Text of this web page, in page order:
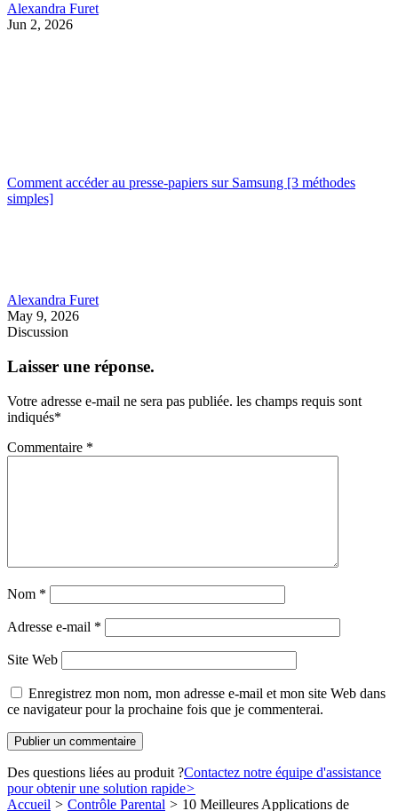
Alexandra Furet
Jun 2, 2026
Comment accéder au presse-papiers sur Samsung [3 méthodes
simples]
Alexandra Furet
May 9, 2026
Discussion
Laisser une réponse.
Votre adresse e-mail ne sera pas publiée. les champs requis sont
indiqués*
Commentaire *
Nom *
Adresse e-mail *
Site Web
Enregistrez mon nom, mon adresse e-mail et mon site Web dans
ce navigateur pour la prochaine fois que je commenterai.
Des questions liées au produit ?Contactez notre équipe d'assistance
pour obtenir une solution rapide>
Accueil > Contrôle Parental > 10 Meilleures Applications de